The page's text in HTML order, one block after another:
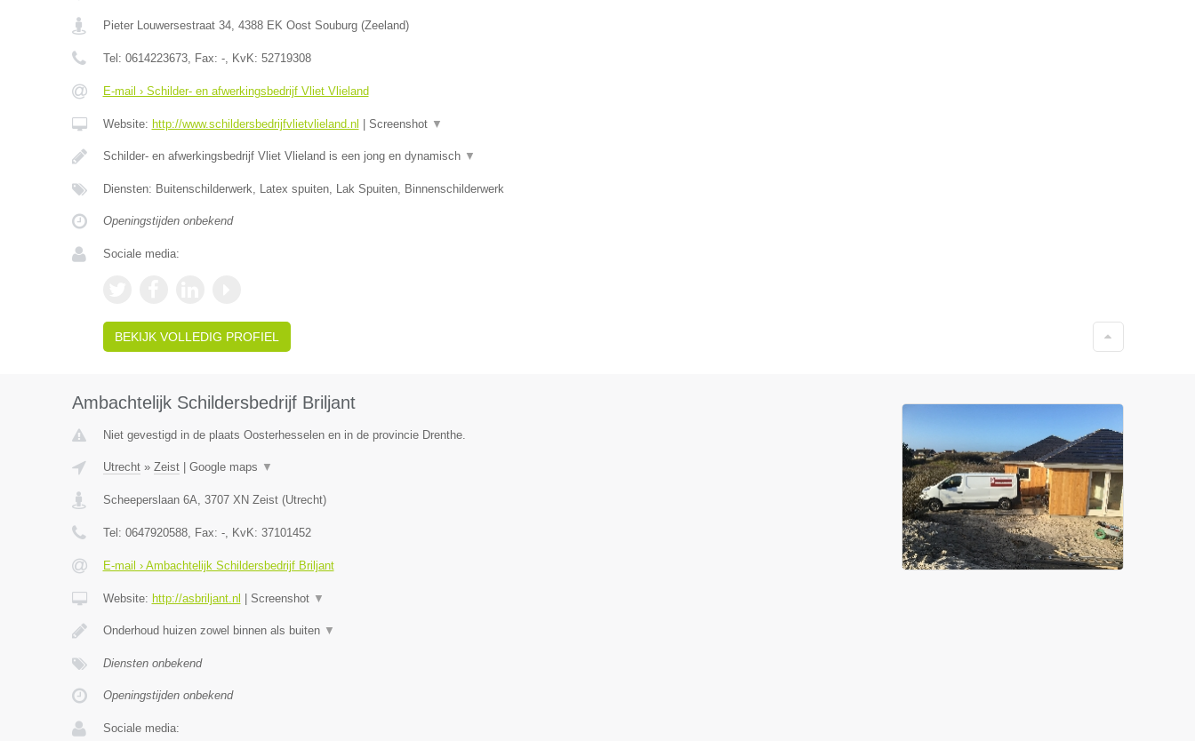
Pieter Louwersestraat 34, 4388 EK Oost Souburg(Zeeland)
Tel: 0614223673, Fax: -, KvK: 52719308
E-mail › Schilder- en afwerkingsbedrijf Vliet Vlieland
Website: http://www.schildersbedrijfvlietvlieland.nl Screenshot ▼
Schilder- en afwerkingsbedrijf Vliet Vlieland is een jong en dynamisch ▼
Diensten: Buitenschilderwerk, Latex spuiten, Lak Spuiten, Binnenschilderwerk
Openingstijden onbekend
Sociale media:
BEKIJK VOLLEDIG PROFIEL
Ambachtelijk Schildersbedrijf Briljant
Niet gevestigd in de plaats Oosterhesselen en in de provincie Drenthe.
Utrecht» Zeist| Google maps ▼
Scheeperslaan 6A, 3707 XN Zeist(Utrecht)
Tel: 0647920588, Fax: -, KvK: 37101452
E-mail › Ambachtelijk Schildersbedrijf Briljant
Website: http://asbriljant.nl Screenshot ▼
Onderhoud huizen zowel binnen als buiten ▼
Diensten onbekend
Openingstijden onbekend
Sociale media: